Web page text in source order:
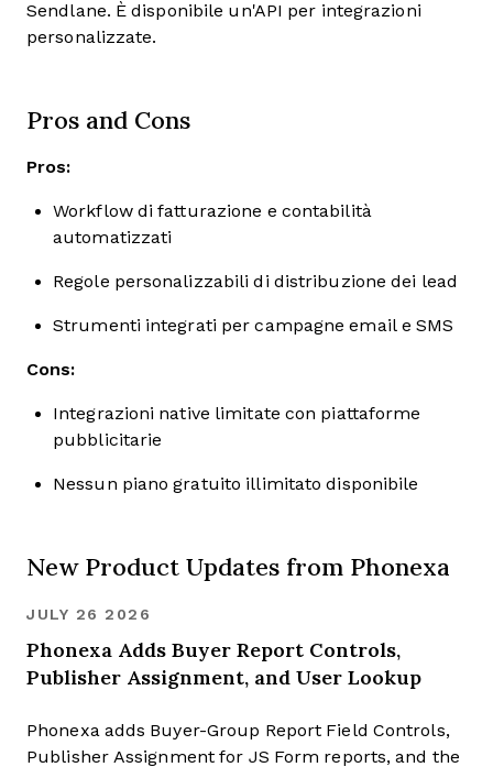
Sendlane. È disponibile un'API per integrazioni
personalizzate.
Pros and Cons
Pros:
Workflow di fatturazione e contabilità
automatizzati
Regole personalizzabili di distribuzione dei lead
Strumenti integrati per campagne email e SMS
Cons:
Integrazioni native limitate con piattaforme
pubblicitarie
Nessun piano gratuito illimitato disponibile
New Product Updates from Phonexa
JULY 26 2026
Phonexa Adds Buyer Report Controls,
Publisher Assignment, and User Lookup
Phonexa adds Buyer-Group Report Field Controls,
Publisher Assignment for JS Form reports, and the